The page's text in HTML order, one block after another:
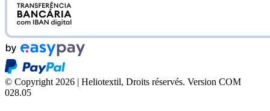
© Copyright 2026 | Heliotextil, Droits réservés. Version COM
028.05